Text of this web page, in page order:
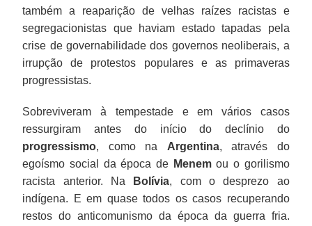
também a reaparição de velhas raízes racistas e
segregacionistas que haviam estado tapadas pela
crise de governabilidade dos governos neoliberais, a
irrupção de protestos populares e as primaveras
progressistas.
Sobreviveram à tempestade e em vários casos
ressurgiram antes do início do declínio do
progressismo, como na Argentina, através do
egoísmo social da época de Menemou o gorilismo
racista anterior. Na
Bolívia, com o desprezo ao
indígena. E em quase todos os casos recuperando
restos do anticomunismo da época da guerra fria.